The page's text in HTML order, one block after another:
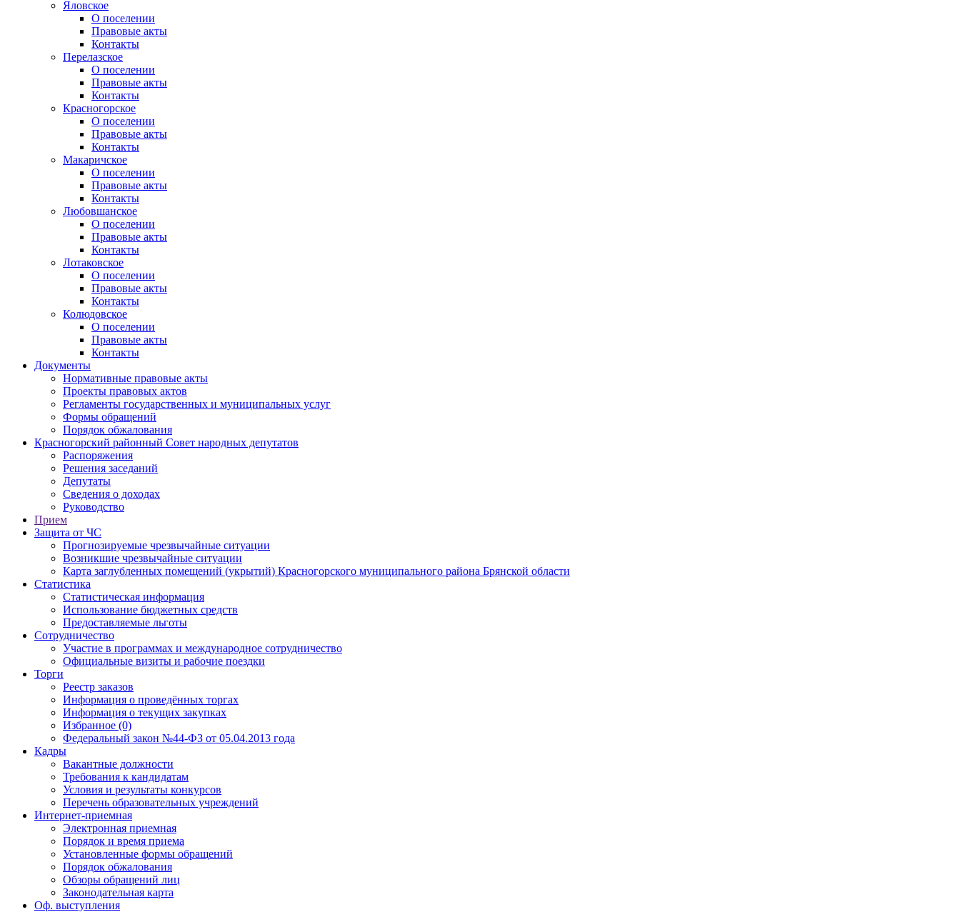
Яловское
О поселении
Правовые акты
Контакты
Перелазское
О поселении
Правовые акты
Контакты
Красногорское
О поселении
Правовые акты
Контакты
Макаричское
О поселении
Правовые акты
Контакты
Любовшанское
О поселении
Правовые акты
Контакты
Лотаковское
О поселении
Правовые акты
Контакты
Колюдовское
О поселении
Правовые акты
Контакты
Документы
Нормативные правовые акты
Проекты правовых актов
Регламенты государственных и муниципальных услуг
Формы обращений
Порядок обжалования
Красногорский районный Совет народных депутатов
Распоряжения
Решения заседаний
Депутаты
Сведения о доходах
Руководство
Прием
Защита от ЧС
Прогнозируемые чрезвычайные ситуации
Возникшие чрезвычайные ситуации
Карта заглубленных помещений (укрытий) Красногорского муниципального района Брянской области
Статистика
Статистическая информация
Использование бюджетных средств
Предоставляемые льготы
Сотрудничество
Участие в программах и международное сотрудничество
Официальные визиты и рабочие поездки
Торги
Реестр заказов
Информация о проведённых торгах
Информация о текущих закупках
Избранное (0)
Федеральный закон №44-ФЗ от 05.04.2013 года
Кадры
Вакантные должности
Требования к кандидатам
Условия и результаты конкурсов
Перечень образовательных учреждений
Интернет-приемная
Электронная приемная
Порядок и время приема
Установленные формы обращений
Порядок обжалования
Обзоры обращений лиц
Законодательная карта
Оф. выступления